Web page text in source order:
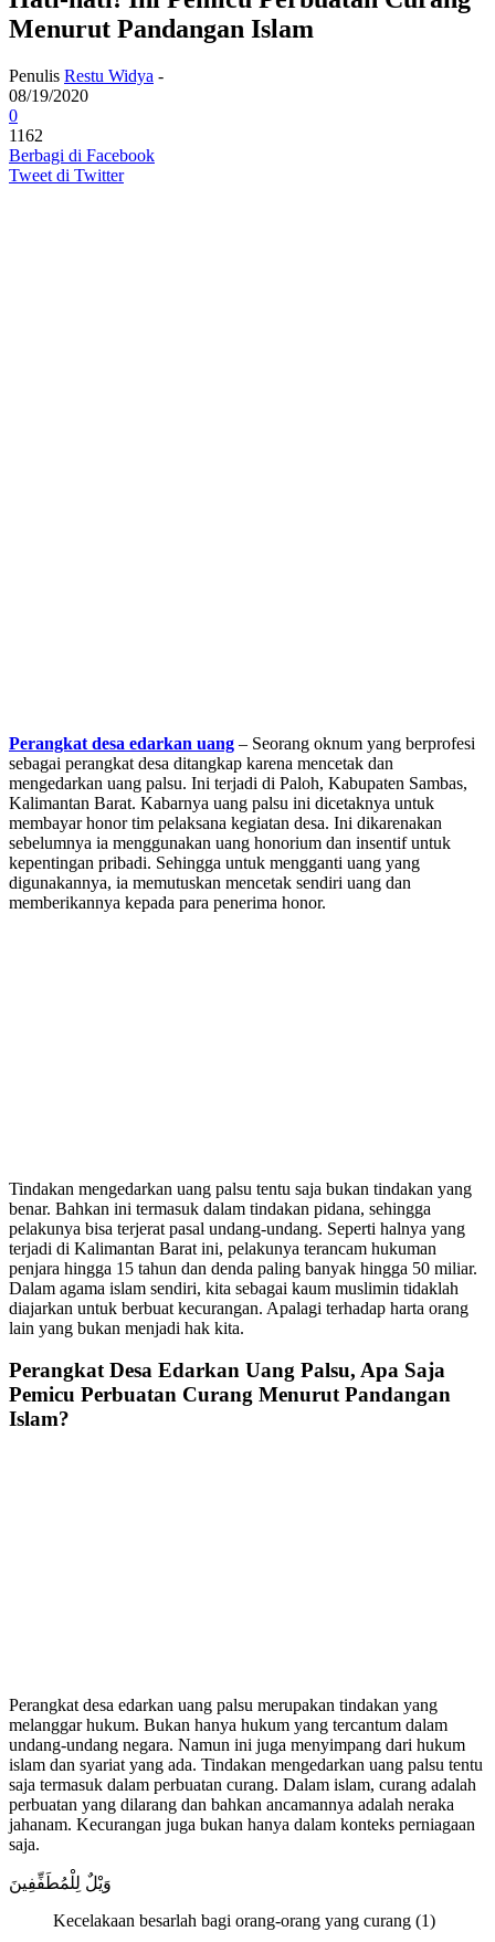
Menurut Pandangan Islam
Penulis Restu Widya -
08/19/2020
0
1162
Berbagi di Facebook
Tweet di Twitter
Perangkat desa edarkan uang – Seorang oknum yang berprofesi
sebagai perangkat desa ditangkap karena mencetak dan
mengedarkan uang palsu. Ini terjadi di Paloh, Kabupaten Sambas,
Kalimantan Barat. Kabarnya uang palsu ini dicetaknya untuk
membayar honor tim pelaksana kegiatan desa. Ini dikarenakan
sebelumnya ia menggunakan uang honorium dan insentif untuk
kepentingan pribadi. Sehingga untuk mengganti uang yang
digunakannya, ia memutuskan mencetak sendiri uang dan
memberikannya kepada para penerima honor.
Tindakan mengedarkan uang palsu tentu saja bukan tindakan yang
benar. Bahkan ini termasuk dalam tindakan pidana, sehingga
pelakunya bisa terjerat pasal undang-undang. Seperti halnya yang
terjadi di Kalimantan Barat ini, pelakunya terancam hukuman
penjara hingga 15 tahun dan denda paling banyak hingga 50 miliar.
Dalam agama islam sendiri, kita sebagai kaum muslimin tidaklah
diajarkan untuk berbuat kecurangan. Apalagi terhadap harta orang
lain yang bukan menjadi hak kita.
Perangkat Desa Edarkan Uang Palsu, Apa Saja
Pemicu Perbuatan Curang Menurut Pandangan
Islam?
Perangkat desa edarkan uang palsu merupakan tindakan yang
melanggar hukum. Bukan hanya hukum yang tercantum dalam
undang-undang negara. Namun ini juga menyimpang dari hukum
islam dan syariat yang ada. Tindakan mengedarkan uang palsu tentu
saja termasuk dalam perbuatan curang. Dalam islam, curang adalah
perbuatan yang dilarang dan bahkan ancamannya adalah neraka
jahanam. Kecurangan juga bukan hanya dalam konteks perniagaan
saja.
وَيْلٌ لِلْمُطَفِّفِينَ
Kecelakaan besarlah bagi orang-orang yang curang (1)